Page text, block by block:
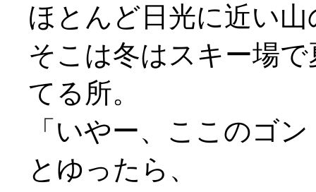
ほとんど日光に近い
そこは冬はスキー場
てる所。
「いやー、ここのゴ
とゆったら、